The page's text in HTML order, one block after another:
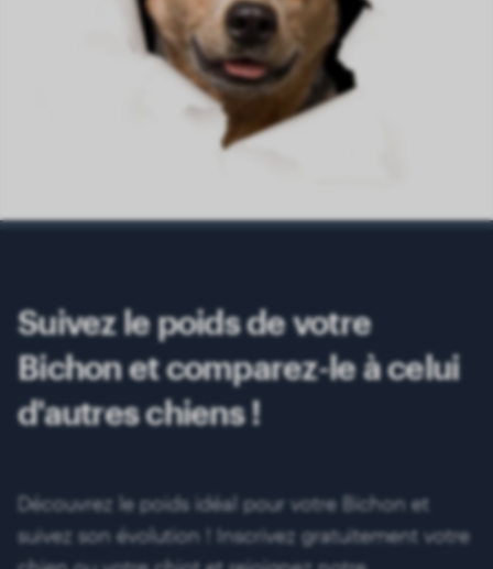
Suivez le poids de votre
Bichon et comparez-le à celui
d'autres chiens !
Découvrez le poids idéal pour votre Bichon et
suivez son évolution ! Inscrivez gratuitement votre